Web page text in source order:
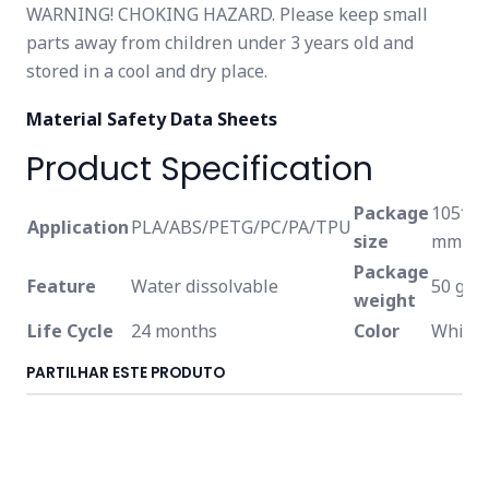
WARNING! CHOKING HAZARD. Please keep small
parts away from children under 3 years old and
stored in a cool and dry place.
Material Safety Data Sheets
Product Specification
ApplicationPLA/ABS/PETG/PC/PA/TPU
Package
size
mm
Feature
Water dissolvable
Package
weight
50 g
Life Cycle
24 months Color White
PARTILHAR ESTE PRODUTO